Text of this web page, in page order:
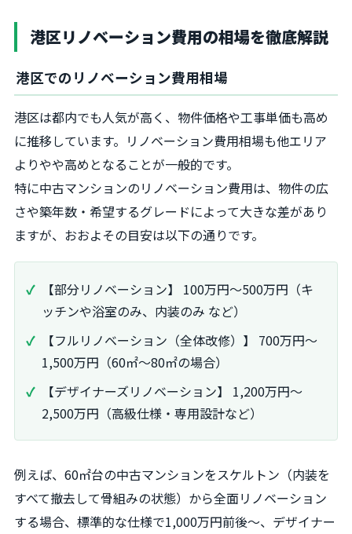
港区リノベーション費用の相場を徹底解説
港区でのリノベーション費用相場
港区は都内でも人気が高く、物件価格や工事単価も高め
に推移しています。リノベーション費用相場も他エリア
よりやや高めとなることが一般的です。
特に中古マンションのリノベーション費用は、物件の広
さや築年数・希望するグレードによって大きな差があり
ますが、おおよその目安は以下の通りです。
【部分リノベーション】 100万円〜500万円（キ
ッチンや浴室のみ、内装のみ など）
【フルリノベーション（全体改修）】 700万円〜
1,500万円（60㎡〜80㎡の場合）
【デザイナーズリノベーション】 1,200万円〜
2,500万円（高級仕様・専用設計など）
例えば、60㎡台の中古マンションをスケルトン（内装を
すべて撤去して骨組みの状態）から全面リノベーション
する場合、標準的な仕様で1,000万円前後～、デザイナー